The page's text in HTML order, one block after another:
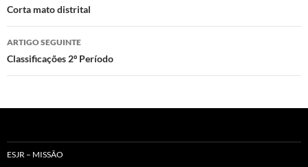
de
artigos
Corta mato distrital
ARTIGO SEGUINTE
Classificações 2º Período
ESJR – MISSÃO